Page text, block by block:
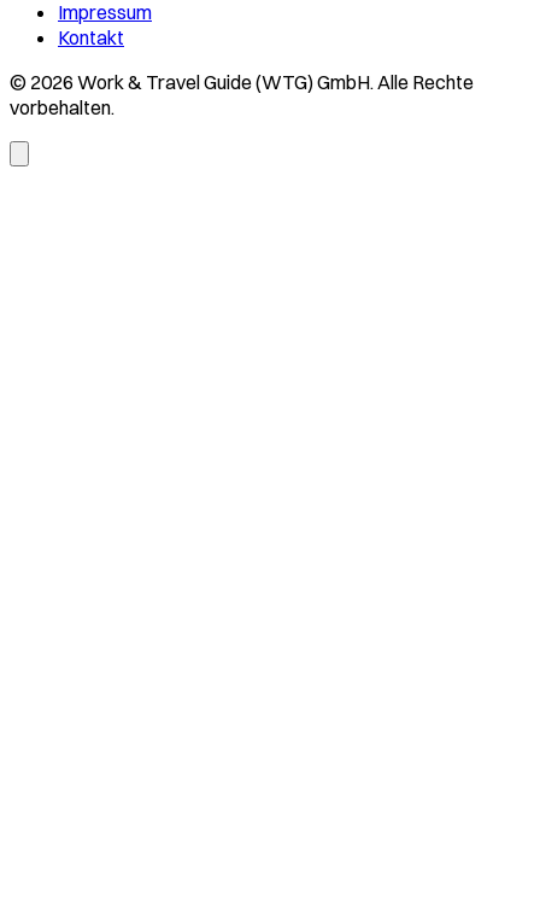
Impressum
Kontakt
© 2026 Work & Travel Guide (WTG) GmbH. Alle Rechte
vorbehalten.